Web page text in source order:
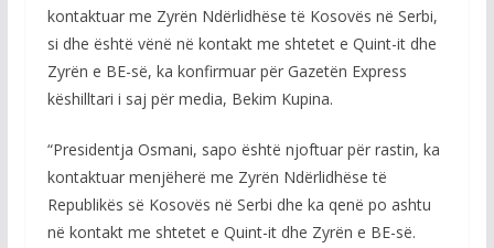
kontaktuar me Zyrën Ndërlidhëse të Kosovës në Serbi,
si dhe është vënë në kontakt me shtetet e Quint-it dhe
Zyrën e BE-së, ka konfirmuar për Gazetën Express
këshilltari i saj për media, Bekim Kupina.
“Presidentja Osmani, sapo është njoftuar për rastin, ka
kontaktuar menjëherë me Zyrën Ndërlidhëse të
Republikës së Kosovës në Serbi dhe ka qenë po ashtu
në kontakt me shtetet e Quint-it dhe Zyrën e BE-së.